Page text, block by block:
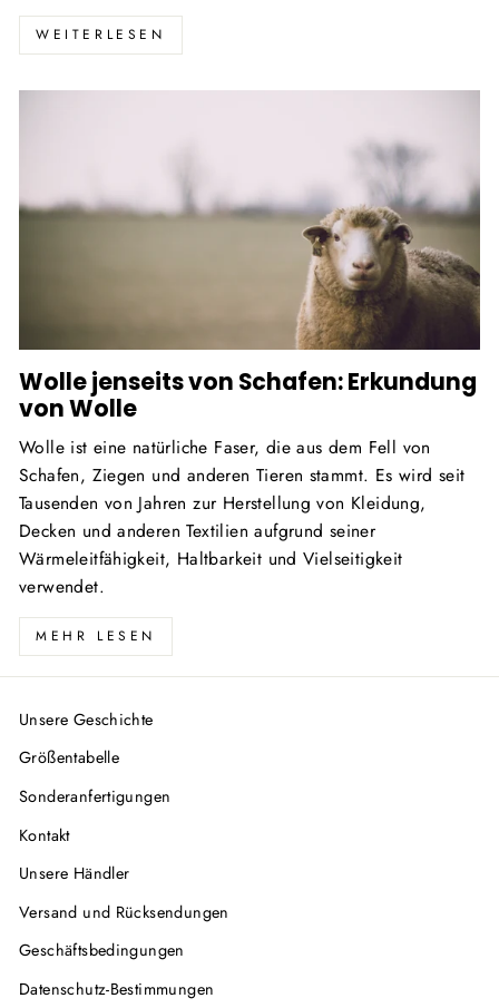
WEITERLESEN
Wolle jenseits von Schafen: Erkundung
von Wolle
Wolle ist eine natürliche Faser, die aus dem Fell von
Schafen, Ziegen und anderen Tieren stammt. Es wird seit
Tausenden von Jahren zur Herstellung von Kleidung,
Decken und anderen Textilien aufgrund seiner
Wärmeleitfähigkeit, Haltbarkeit und Vielseitigkeit
verwendet.
MEHR LESEN
Unsere Geschichte
Größentabelle
Sonderanfertigungen
Kontakt
Unsere Händler
Versand und Rücksendungen
Geschäftsbedingungen
Datenschutz-Bestimmungen